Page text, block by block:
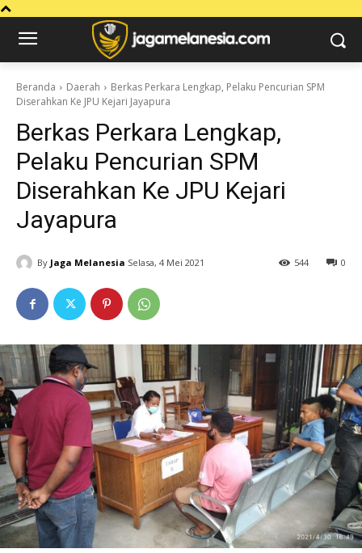
Beranda Daerah
Berkas Perkara Lengkap, Pelaku Pencurian SPM
Diserahkan Ke JPU Kejari Jayapura
Berkas Perkara Lengkap,
Pelaku Pencurian SPM
Diserahkan Ke JPU Kejari
Jayapura
By Jaga Melanesia Selasa, 4 Mei 2021 0
544